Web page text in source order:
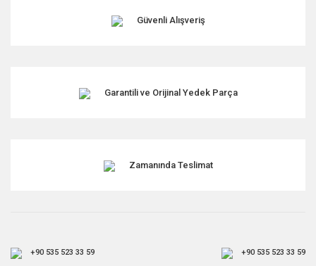
Güvenli Alışveriş
Garantili ve Orijinal Yedek Parça
Zamanında Teslimat
+90 535 523 33 59 +90 535 523 33 59